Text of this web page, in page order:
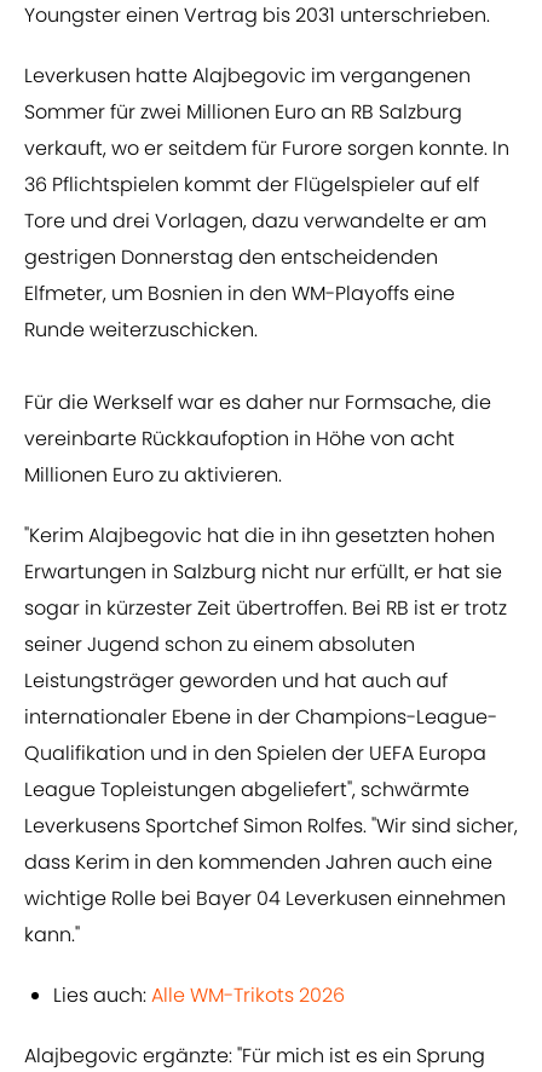
Youngster einen Vertrag bis 2031 unterschrieben.
Leverkusen hatte Alajbegovic im vergangenen
Sommer für zwei Millionen Euro an RB Salzburg
verkauft, wo er seitdem für Furore sorgen konnte. In
36 Pflichtspielen kommt der Flügelspieler auf elf
Tore und drei Vorlagen, dazu verwandelte er am
gestrigen Donnerstag den entscheidenden
Elfmeter, um Bosnien in den WM-Playoffs eine
Runde weiterzuschicken.
Für die Werkself war es daher nur Formsache, die
vereinbarte Rückkaufoption in Höhe von acht
Millionen Euro zu aktivieren.
"Kerim Alajbegovic hat die in ihn gesetzten hohen
Erwartungen in Salzburg nicht nur erfüllt, er hat sie
sogar in kürzester Zeit übertroffen. Bei RB ist er trotz
seiner Jugend schon zu einem absoluten
Leistungsträger geworden und hat auch auf
internationaler Ebene in der Champions-League-
Qualifikation und in den Spielen der UEFA Europa
League Topleistungen abgeliefert", schwärmte
Leverkusens Sportchef Simon Rolfes. "Wir sind sicher,
dass Kerim in den kommenden Jahren auch eine
wichtige Rolle bei Bayer 04 Leverkusen einnehmen
kann."
Lies auch:Alle WM-Trikots 2026
Alajbegovic ergänzte: "Für mich ist es ein Sprung